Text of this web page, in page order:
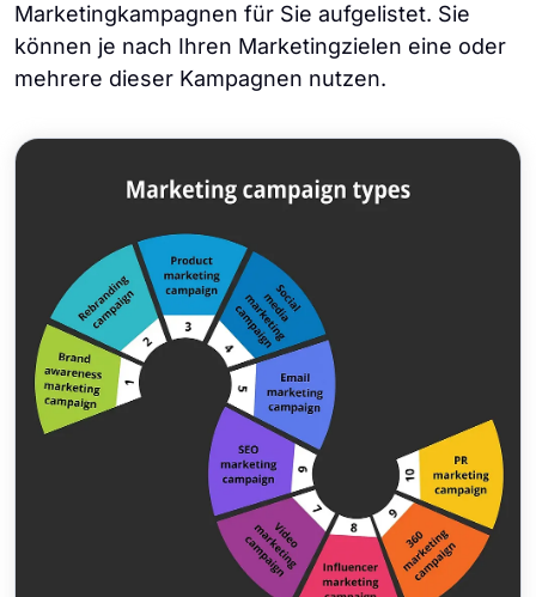
Marketingkampagnen für Sie aufgelistet. Sie
können je nach Ihren Marketingzielen eine oder
mehrere dieser Kampagnen nutzen.